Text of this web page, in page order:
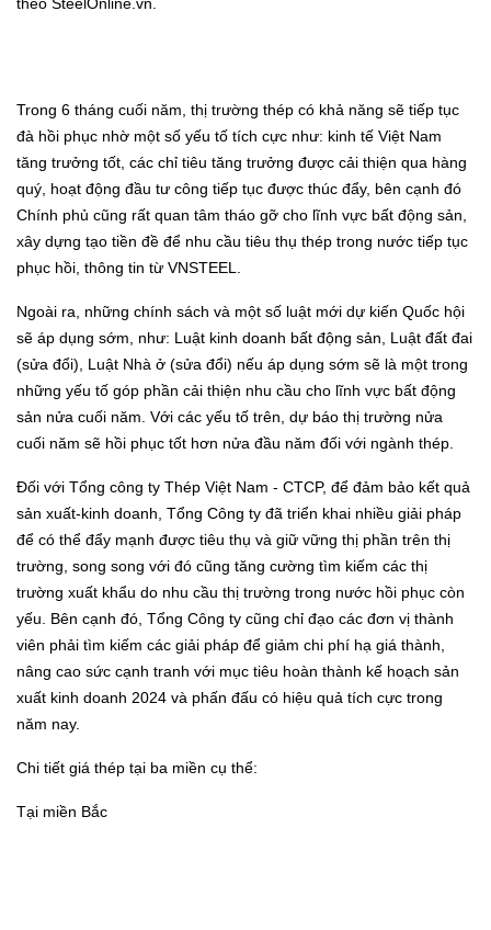
Trong 6 tháng cuối năm, thị trường thép có khả năng sẽ tiếp tục
đà hồi phục nhờ một số yếu tố tích cực như: kinh tế Việt Nam
tăng trưởng tốt, các chỉ tiêu tăng trưởng được cải thiện qua hàng
quý, hoạt động đầu tư công tiếp tục được thúc đẩy, bên cạnh đó
Chính phủ cũng rất quan tâm tháo gỡ cho lĩnh vực bất động sản,
xây dựng tạo tiền đề để nhu cầu tiêu thụ thép trong nước tiếp tục
phục hồi, thông tin từ VNSTEEL
Ngoài ra, những chính sách và một số luật mới dự kiến Quốc hội
sẽ áp dụng sớm, như: Luật kinh doanh bất động sản, Luật đất đai
(sửa đổi), Luật Nhà ở (sửa đổi) nếu áp dụng sớm sẽ là một trong
những yếu tố góp phần cải thiện nhu cầu cho lĩnh vực bất động
sản nửa cuối năm. Với các yếu tố trên, dự báo thị trường nửa
cuối năm sẽ hồi phục tốt hơn nửa đầu năm đối với ngành thép.
Đối với Tổng công ty Thép Việt Nam - CTCP, để đảm bảo kết quả
sản xuất-kinh doanh, Tổng Công ty đã triển khai nhiều giải pháp
để có thể đẩy mạnh được tiêu thụ và giữ vững thị phần trên thị
trường, song song với đó cũng tăng cường tìm kiếm các thị
trường xuất khẩu do nhu cầu thị trường trong nước hồi phục còn
yếu. Bên cạnh đó, Tổng Công ty cũng chỉ đạo các đơn vị thành
viên phải tìm kiếm các giải pháp để giảm chi phí hạ giá thành,
nâng cao sức cạnh tranh với mục tiêu hoàn thành kế hoạch sản
xuất kinh doanh 2024 và phấn đấu có hiệu quả tích cực trong
năm nay.
Chi tiết giá thép tại ba miền cụ thể:
Tại miền Bắc